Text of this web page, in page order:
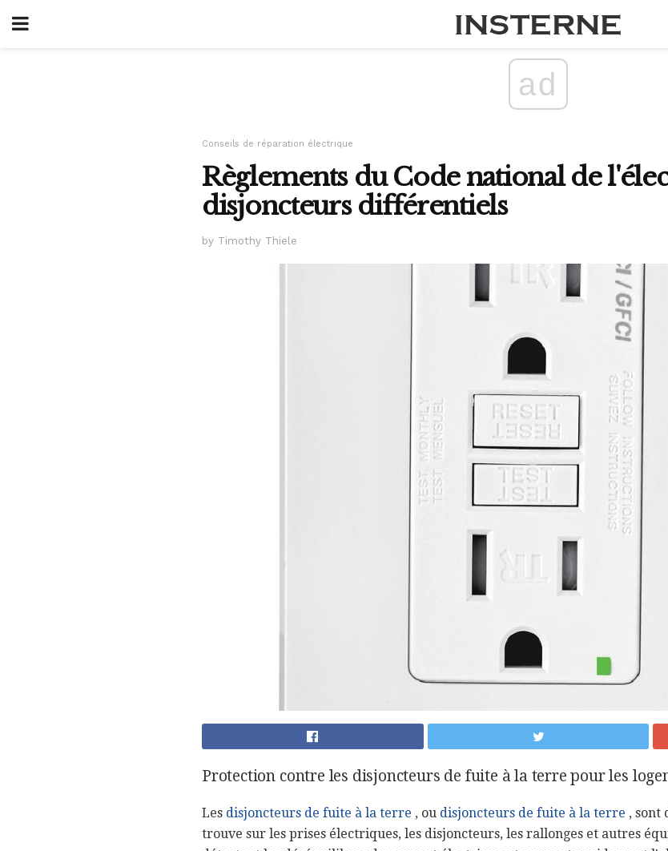
ad
Conseils de réparation électrique
Règlements du Code national de
disjoncteurs différentiels
by Timothy Thiele
Protection contre les disjoncteurs de fuite à la terre pour les
Les disjoncteurs de fuite à la terre , ou disjoncteurs de fuite à la terre , sont
trouve sur les prises électriques, les disjoncteurs, les rallonges et autres